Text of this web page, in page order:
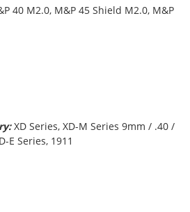
40 M2.0, M&P 45 Shield M2.0, M&P
XD Series, XD-M Series 9mm / .40 /
E Series, 1911